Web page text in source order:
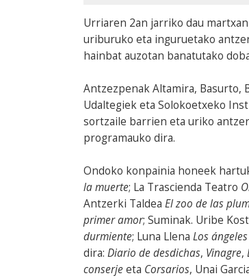
Urriaren 2an jarriko dau
uriburuko eta inguruetako
hainbat auzotan banatutako
Antzezpenak Altamira, Basurto,
Udaltegiek eta Solokoetxeko
sortzaile barrien eta uriko
programauko dira.
Ondoko konpainia honeek
la muerte; La Trascienda Teatro
Antzerki Taldea El zoo de las
primer amor; Suminak. Uribe
durmiente; Luna Llena Los
dira: Diario de desdichas, Vinagre,
conserjeeta Corsarios, Unai